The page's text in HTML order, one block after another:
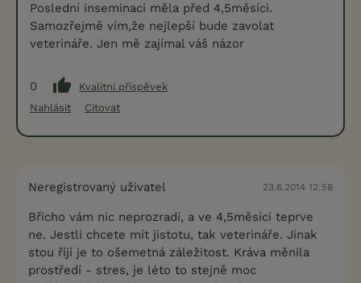
Poslední inseminaci měla před 4,5měsíci.
Samozřejmě vím,že nejlepší bude zavolat
veterináře. Jen mě zajímal váš názor
0
Kvalitní příspěvek
Nahlásit
Citovat
Neregistrovaný uživatel 23.6.2014 12:58
Břicho vám nic neprozradí, a ve 4,5měsíci teprve
ne. Jestli chcete mít jistotu, tak veterináře. Jinak
stou říjí je to ošemetná záležitost. Kráva měnila
prostředí - stres, je léto to stejně moc